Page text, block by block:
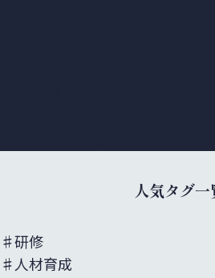
人気タグ一
♯研修
♯人材育成